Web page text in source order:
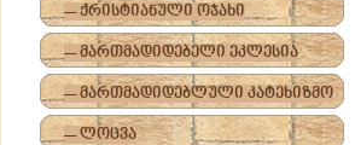
-- ქრისტიანული ოჯახი
-- მართმადიდებელი ეკლესია
-- მართმადიდებლული კატეხიზმო
-- ლოცვა